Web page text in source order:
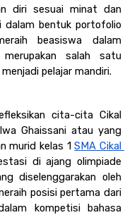
diri sesuai minat dan
dalam bentuk portofolio
beasiswa dalam
merupakan salah satu
pelajar mandiri.
cita-cita Cikal
Ghaissani atau yang
murid kelas 1 SMA Cikal
di ajang olimpiade
posisi pertama dari
kompetisi bahasa